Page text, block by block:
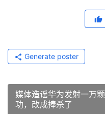
Generate poster
媒体造谣华为发射一万
功，改成捧杀了